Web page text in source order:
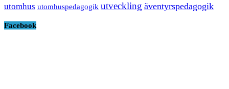
utomhus utomhuspedagogik utveckling äventyrspedagogik
Facebook